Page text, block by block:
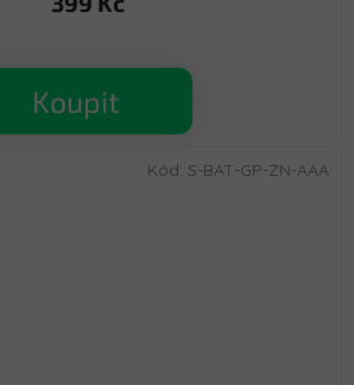
Koupit
Kód: S-BAT-GP-ZN-AAA